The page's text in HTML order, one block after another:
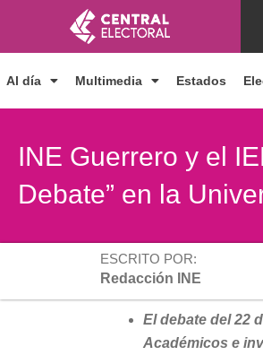
contenido
Al día Multimedia Estados
INE Guerrero y el
Debate” en la
ESCRITO POR:
Redacción INE
El debate del 22
Académicos e